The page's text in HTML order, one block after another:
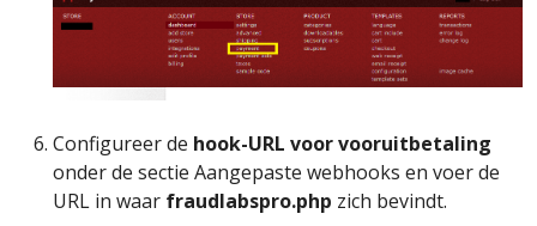
Configureer de hook-URL voor vooruitbetaling
onder de sectie Aangepaste webhooks en voer de
URL in waar fraudlabspro.php zich bevindt.